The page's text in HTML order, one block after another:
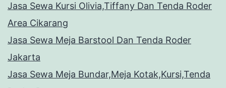
Jasa Sewa Kursi Olivia,Tiffany Dan Tenda Roder
Area Cikarang
Jasa Sewa Meja Barstool Dan Tenda Roder
Jakarta
Jasa Sewa Meja Bundar,Meja Kotak,Kursi,Tenda